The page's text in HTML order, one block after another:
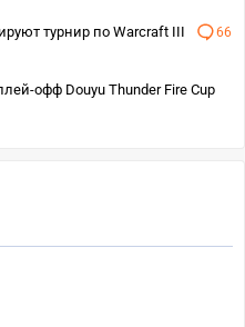
турнир по Warcraft III
66
офф Douyu Thunder Fire Cup